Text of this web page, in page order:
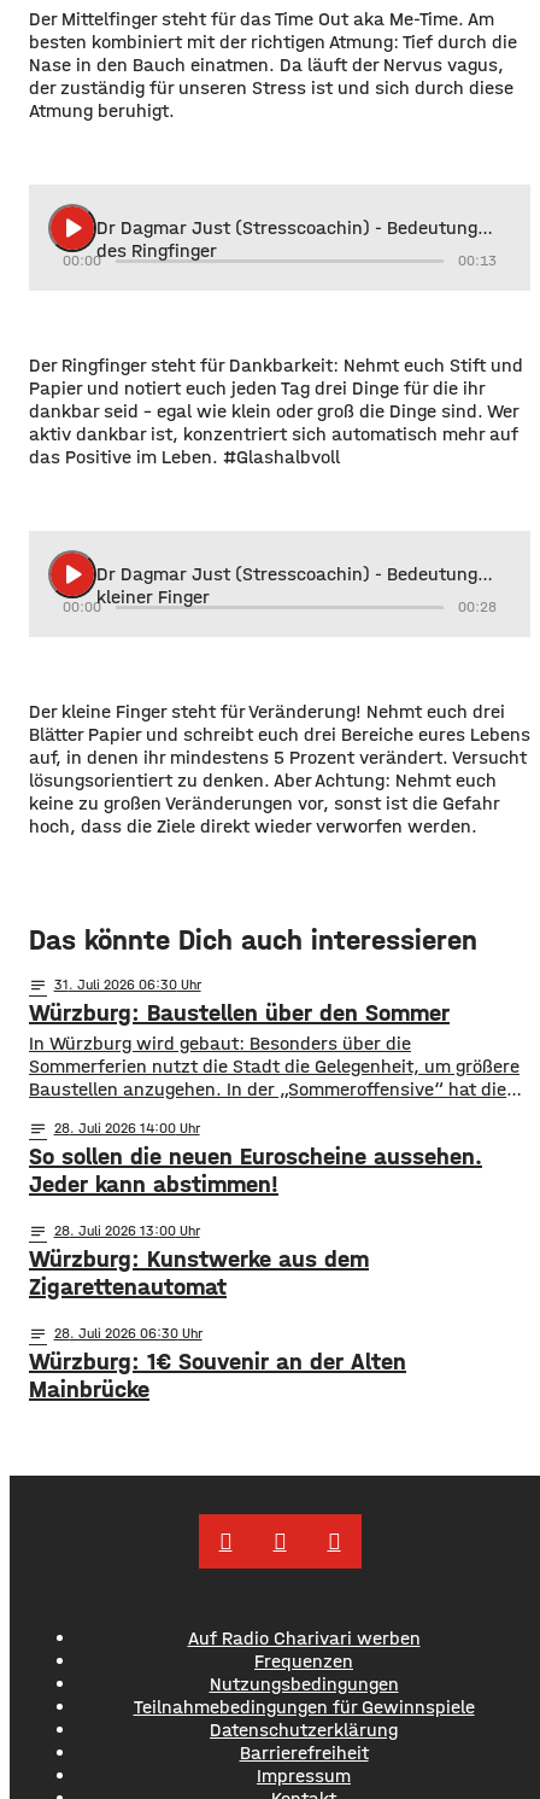
Der Mittelfinger steht für das Time Out aka Me-Time. Am
besten kombiniert mit der richtigen Atmung: Tief durch die
Nase in den Bauch einatmen. Da läuft der Nervus vagus,
der zuständig für unseren Stress ist und sich durch diese
Atmung beruhigt.
play_arrow Dr Dagmar Just (Stresscoachin) - Bedeutung
des Ringfinger
00:00 00:13
Der Ringfinger steht für Dankbarkeit: Nehmt euch Stift und
Papier und notiert euch jeden Tag drei Dinge für die ihr
dankbar seid - egal wie klein oder groß die Dinge sind. Wer
aktiv dankbar ist, konzentriert sich automatisch mehr auf
das Positive im Leben. #Glashalbvoll
play_arrow Dr Dagmar Just (Stresscoachin) - Bedeutung
kleiner Finger
00:00 00:28
Der kleine Finger steht für Veränderung! Nehmt euch drei
Blätter Papier und schreibt euch drei Bereiche eures Lebens
auf, in denen ihr mindestens 5 Prozent verändert. Versucht
lösungsorientiert zu denken. Aber Achtung: Nehmt euch
keine zu großen Veränderungen vor, sonst ist die Gefahr
hoch, dass die Ziele direkt wieder verworfen werden.
Das könnte Dich auch interessieren
notes 31. Juli 2026 06:30
Würzburg: Baustellen über den Sommer
​​In Würzburg wird gebaut: Besonders über die
Sommerferien nutzt die Stadt die Gelegenheit, um größere
Baustellen anzugehen. In der „Sommeroffensive“ hat die
anderem die Sperrung der B27-Brücke bekanntgegeben.
Eine Übersicht über alle aktuellen Baustellen findet ihr
hier. ​Sperrung B27-Brücke ​Eine der größten
Einschränkungen wird für Autofahrer die Sperrung der B27-
Brücke über
notes 28. Juli 2026 14:00
So sollen die neuen Euroscheine aussehen.
Jeder kann abstimmen!
notes 28. Juli 2026 13:00
Würzburg: Kunstwerke aus dem
Zigarettenautomat
notes 28. Juli 2026 06:30
Würzburg: 1€ Souvenir an der Alten
Mainbrücke
Auf Radio Charivari werben
Frequenzen
Nutzungsbedingungen
Teilnahmebedingungen für Gewinnspiele
Datenschutzerklärung
Barrierefreiheit
Impressum